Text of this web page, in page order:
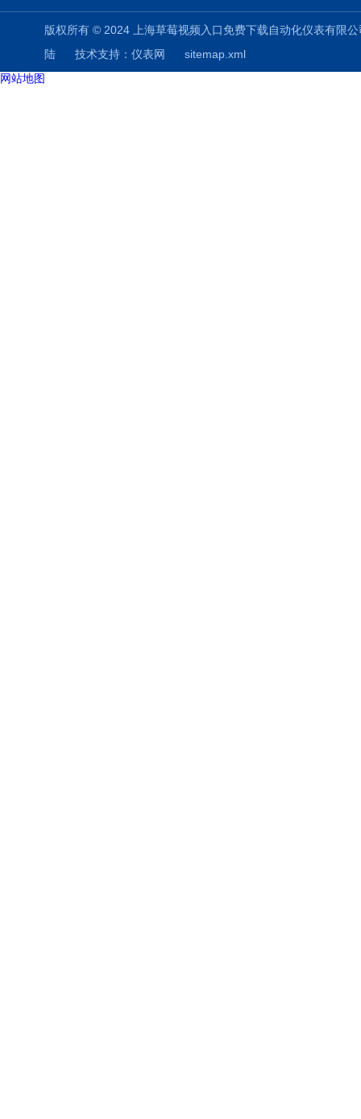
版权所有 © 2024 上海草莓视频入口免费下载自动化仪表有
陆 技术支持： 仪表网
sitemap.xml
网站地图